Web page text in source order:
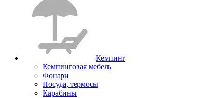
Кемпинг
Кемпинговая мебель
Фонари
Посуда, термосы
Карабины